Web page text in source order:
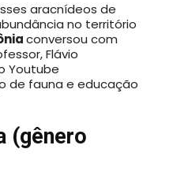
aracnídeos de
no território
conversou com
Flávio
Youtube
de fauna e educação
(gênero